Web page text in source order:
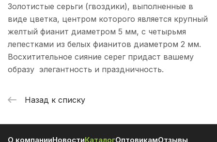
Золотистые серьги (гвоздики), выполненные в
виде цветка, центром которого является крупный
желтый фианит диаметром 5 мм, с четырьмя
лепестками из белых фианитов диаметром 2 мм.
Восхитительное сияние серег придаст вашему
образу элегантность и праздничность.
Назад к списку
О компанииНовостиКаталогОптовикамОтзывы